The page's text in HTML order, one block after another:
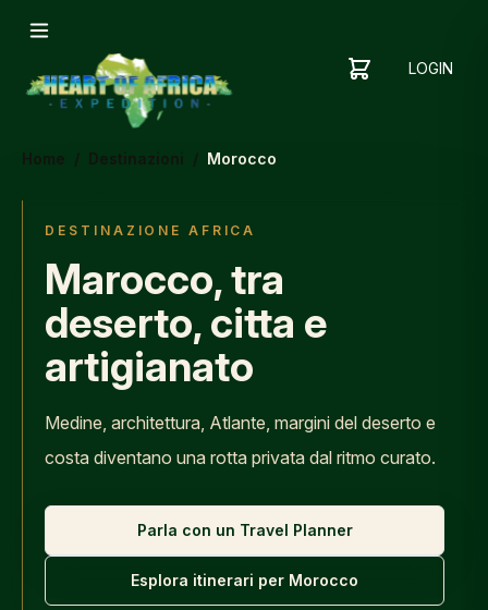
YOUR
LOGIN
Home / Destinazioni / Morocco
DESTINAZIONE AFRICA
Marocco, tra
deserto, citta e
artigianato
Medine, architettura, Atlante, margini del deserto e
costa diventano una rotta privata dal ritmo curato.
Parla con un Travel Planner
Esplora itinerari per Morocco